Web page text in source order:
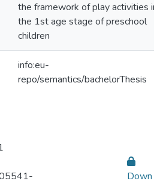
the framework of play activities in
the 1st age stage of preschool
children
info:eu-
repo/semantics/bachelorThesis
Down